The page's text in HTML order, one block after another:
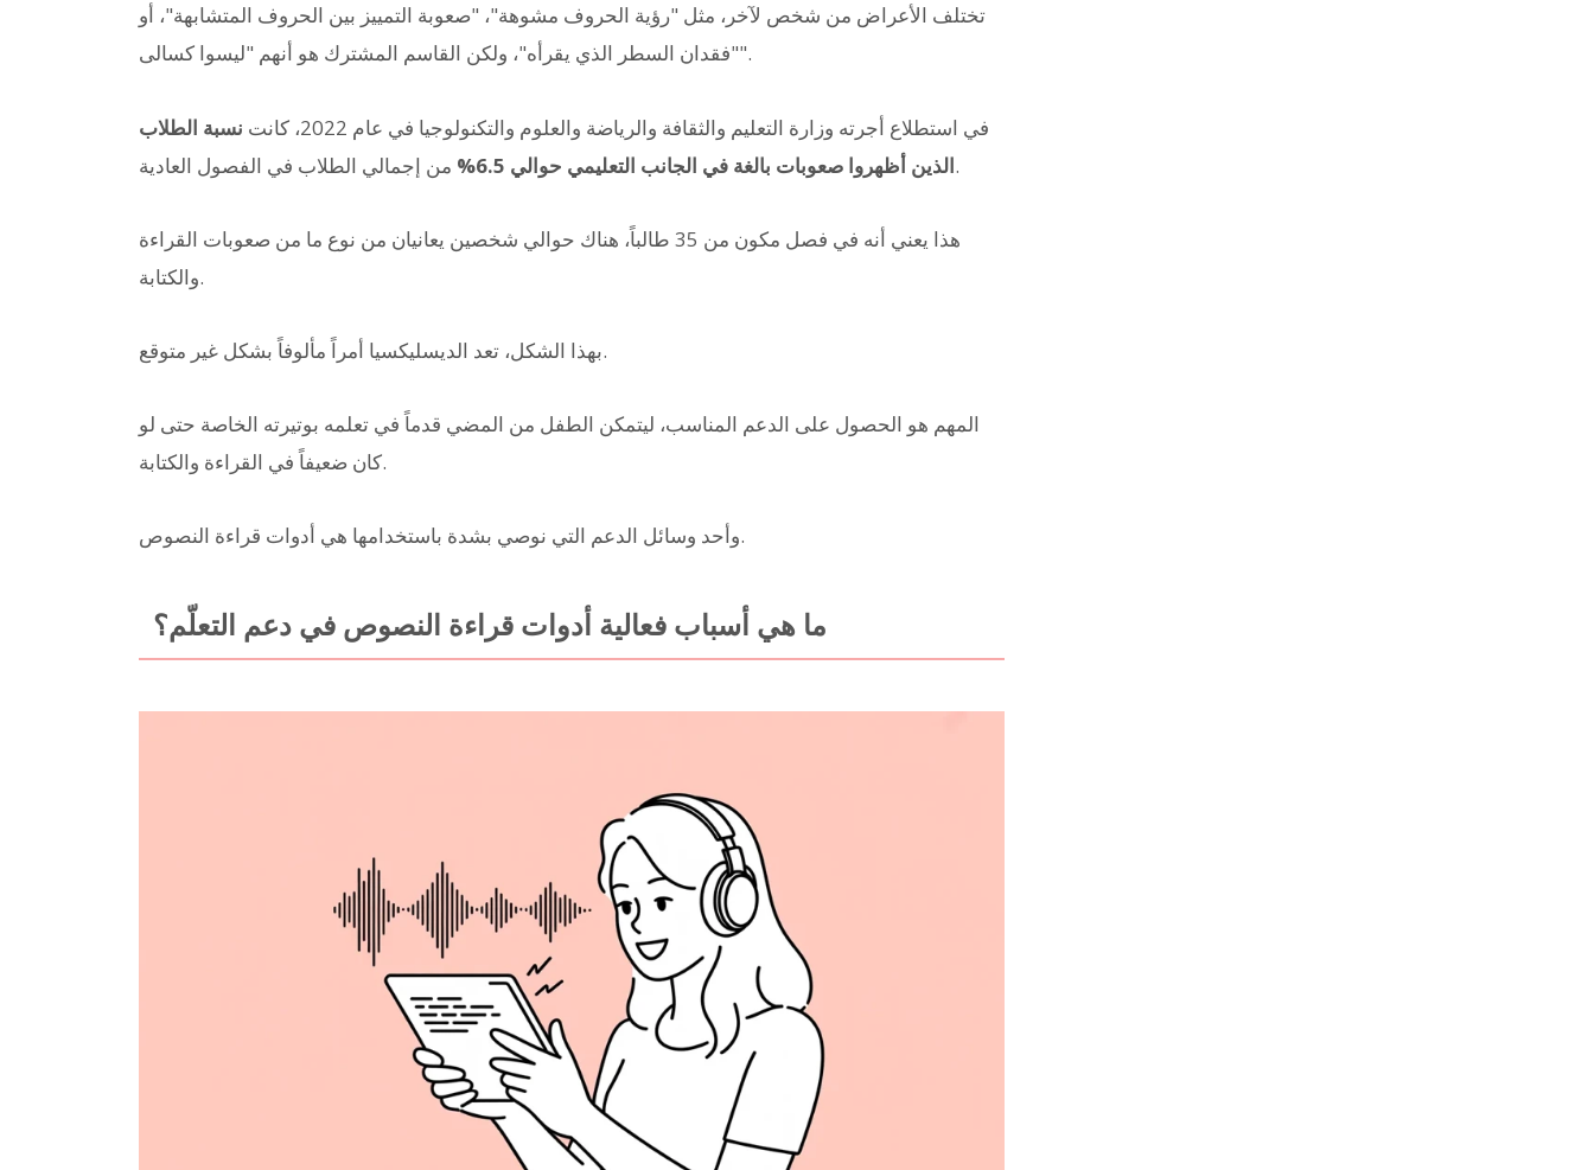
تختلف الأعراض من شخص لآخر، مثل "رؤية الحروف مشوهة"، "صعوبة التمييز بين الحروف المتشابهة"، أو
"فقدان السطر الذي يقرأه"، ولكن القاسم المشترك هو أنهم "ليسوا كسالى".
في استطلاع أجرته وزارة التعليم والثقافة والرياضة والعلوم والتكنولوجيا في عام 2022، كانت
نسبة الطلاب
الذين أظهروا صعوبات بالغة في الجانب التعليمي حوالي 6.5%من إجمالي الطلاب في الفصول العادية.
هذا يعني أنه في فصل مكون من 35 طالباً، هناك حوالي شخصين يعانيان من نوع ما من صعوبات القراءة
والكتابة.
بهذا الشكل، تعد الديسليكسيا أمراً مألوفاً بشكل غير متوقع.
المهم هو الحصول على الدعم المناسب، ليتمكن الطفل من المضي قدماً في تعلمه بوتيرته الخاصة حتى لو
كان ضعيفاً في القراءة والكتابة.
وأحد وسائل الدعم التي نوصي بشدة باستخدامها هي أدوات قراءة النصوص.
ما هي أسباب فعالية أدوات قراءة النصوص في دعم التعلّم؟